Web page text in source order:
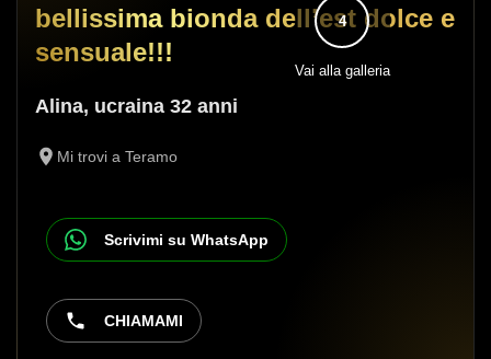
bellissima bionda dell’est dolce e
sensuale!!!
Alina, ucraina 32 anni
Mi trovi a Teramo
Scrivimi su WhatsApp
CHIAMAMI
4
Vai alla galleria